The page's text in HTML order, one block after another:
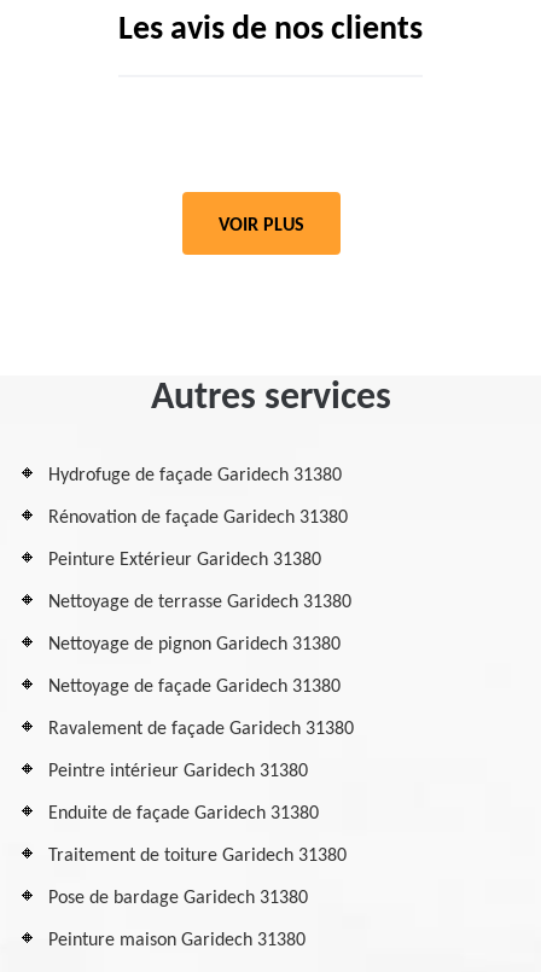
Les avis de nos clients
VOIR PLUS
Autres services
Hydrofuge de façade Garidech 31380
Rénovation de façade Garidech 31380
Peinture Extérieur Garidech 31380
Nettoyage de terrasse Garidech 31380
Nettoyage de pignon Garidech 31380
Nettoyage de façade Garidech 31380
Ravalement de façade Garidech 31380
Peintre intérieur Garidech 31380
Enduite de façade Garidech 31380
Traitement de toiture Garidech 31380
Pose de bardage Garidech 31380
Peinture maison Garidech 31380